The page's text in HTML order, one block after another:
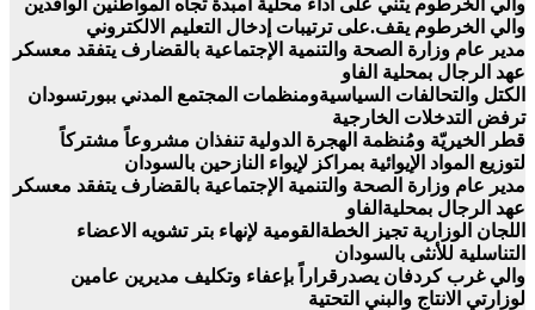
والي الخرطوم يقف.على ترتيبات إدخال التعليم الالكتروني
مدير عام وزارة الصحة والتنمية الإجتماعية بالقضارف يتفقد معسكر
عهد الرجال بمحلية الفاو
الكتل والتحالفات السياسيةومنظمات المجتمع المدني ببورتسودان
ترفض التدخلات الخارجية
قطر الخيريّة ومُنظمة الهجرة الدولية تنفذان مشروعاً مشتركاً
لتوزيع المواد الإيوائية بمراكز لإيواء النازحين بالسودان
مدير عام وزارة الصحة والتنمية الإجتماعية بالقضارف يتفقد معسكر
عهد الرجال بمحليةالفاو
اللجان الوزارية تجيز الخطةالقومية لإنهاء بتر تشويه الاعضاء
التناسلية للأنثى بالسودان
والي غرب كردفان يصدرقراراً بإعفاء وتكليف مديرين عامين
لوزارتي الانتاج والبني التحتية